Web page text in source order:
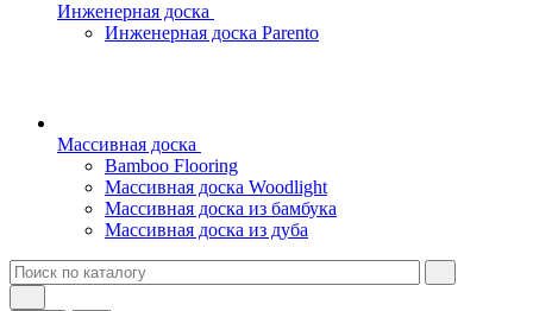
Инженерная доска
Инженерная доска Parento
Массивная доска
Bamboo Flooring
Массивная доска Woodlight
Массивная доска из бамбука
Массивная доска из дуба